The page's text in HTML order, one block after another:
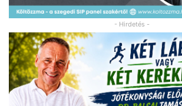
- Hirdetés -